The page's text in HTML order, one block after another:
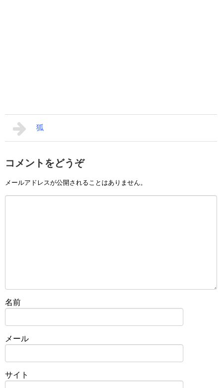
狐
コメントをどうぞ
メールアドレスが公開されることはありません。
名前
メール
サイト